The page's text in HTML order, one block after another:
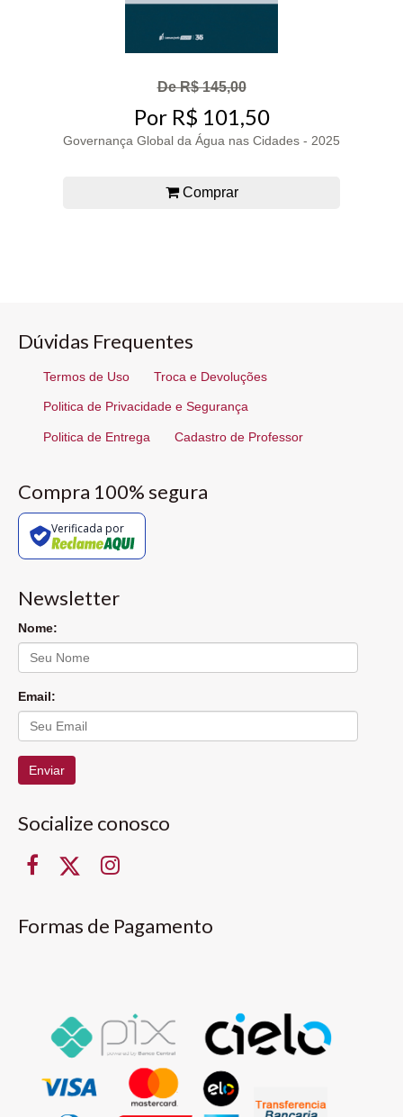
De R$ 145,00
Por R$ 101,50
Governança Global da Água nas Cidades - 2025
Comprar
Dúvidas Frequentes
Termos de Uso Troca e Devoluções
Politica de Privacidade e Segurança
Politica de Entrega Cadastro de Professor
Compra 100% segura
Verificada por
Newsletter
Nome:
Email:
Enviar
Socialize conosco
Formas de Pagamento